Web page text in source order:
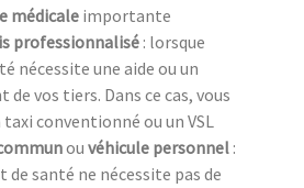
médicaleimportante
professionnalisé: lorsque
nécessite une aide ou un
vos tiers. Dans ce cas, vous
conventionné ou un VSL
ou véhicule personnel :
santé ne nécessite pas de